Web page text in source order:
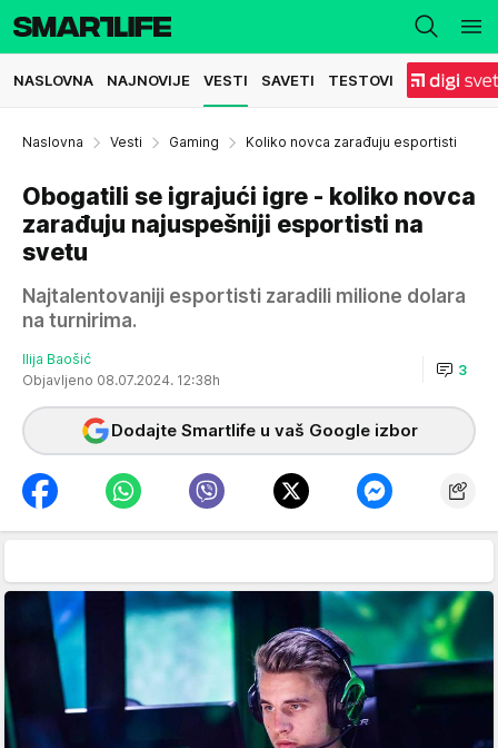
NASLOVNA NAJNOVIJE VESTI SAVETI TESTOVI
Naslovna Vesti Gaming Koliko novca zarađuju esportisti
Obogatili se igrajući igre - koliko novca
zarađuju najuspešniji esportisti na
svetu
Najtalentovaniji esportisti zaradili milione dolara
na turnirima.
Ilija Baošić
Objavljeno 08.07.2024. 12:38h
3
Dodajte Smartlife u vaš Google izbor